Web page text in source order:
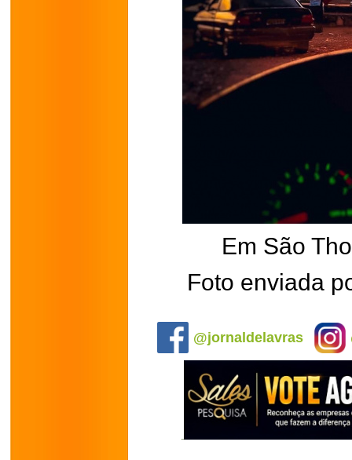
Em São
Foto enviada
@jornaldelavras